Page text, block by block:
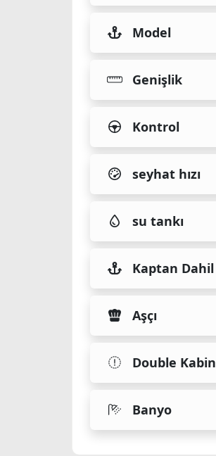
Model
Genişlik
Kontrol
seyhat hızı
su tankı
Kaptan Dahil
Aşçı
Double Kabin
Banyo